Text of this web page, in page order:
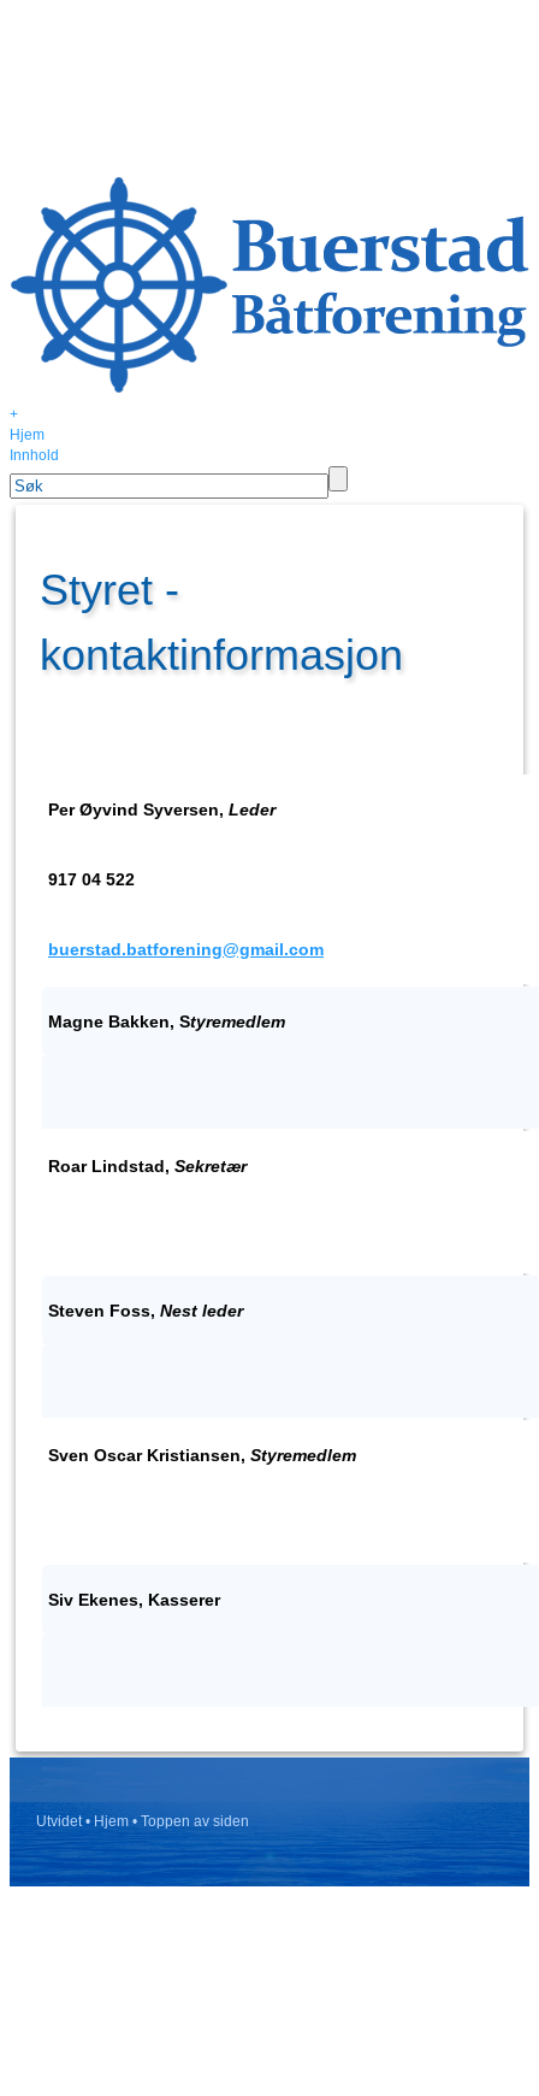
+
Hjem
Innhold
Styret -
kontaktinformasjon
Per Øyvind Syversen, Leder
917 04 522
buerstad.batforening@gmail.com
Magne Bakken, Styremedlem
Roar Lindstad, Sekretær
Steven Foss, Nest leder
Sven Oscar Kristiansen, Styremedlem
Siv Ekenes, Kasserer
Utvidet• Hjem• Toppen av siden